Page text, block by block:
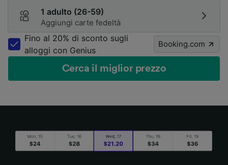
1 adulto (26-59)
Aggiungi carte fedeltà
Fino al 20% di sconto sugli
alloggi con Genius
Booking.com
Cerca il miglior prezzo